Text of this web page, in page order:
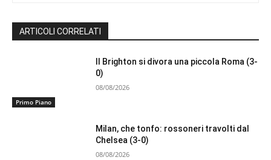
ARTICOLI CORRELATI
Primo Piano
Il Brighton si divora una piccola Roma (3-
0)
08/08/2026
Milan, che tonfo: rossoneri travolti dal
Chelsea (3-0)
08/08/2026